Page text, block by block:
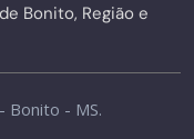
Bonito, Região e
Bonito - MS.